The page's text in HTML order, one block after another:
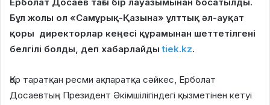
Бұл жолы ол «Самұрық-Қазына» ұлттық әл-ауқат
қоры директорлар кеңесі құрамынан шеттетілгені
белгілі болды, деп хабарлайды tiek.kz.
Қор таратқан ресми ақпаратқа сәйкес, Ерболат
Досаевтың Президент Әкімшілігіндегі қызметінен кетуі